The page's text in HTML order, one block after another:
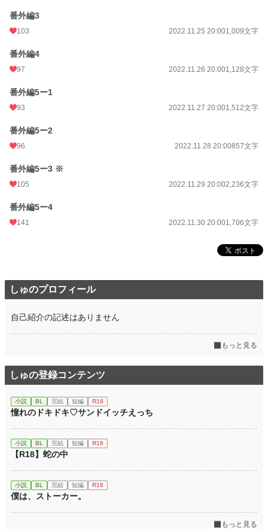
番外編3
103 2022.11.25 20:001,009文字
番外編4
97 2022.11.26 20:001,128文字
番外編5ー1
93 2022.11.27 20:001,512文字
番外編5ー2
96 2022.11.28 20:00857文字
番外編5ー3 ※
105 2022.11.29 20:002,236文字
番外編5ー4
141 2022.11.30 20:001,706文字
しゅのプロフィール
自己紹介の記述はありません
もっと見る
しゅの登録コンテンツ
小説 BL 完結 短編 R18
憧れのドキドキ♡サンドイッチえっち
小説 BL 完結 短編 R18
【R18】蛇の中
小説 BL 完結 短編 R18
僕は、ストーカー。
もっと見る